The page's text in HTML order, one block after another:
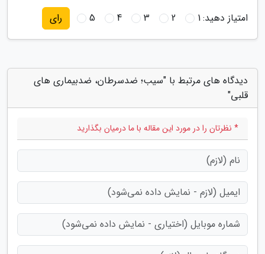
امتیاز دهید:1
2
3
4
5 رای
دیدگاه های مرتبط با "سیب؛ ضدسرطان، ضدبیماری های
قلبی"
* نظرتان را در مورد این مقاله با ما درمیان بگذارید